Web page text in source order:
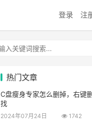
登录 注
热门文章
C盘瘦身专家怎么删掉，右键
找
2024年07月24日 1742